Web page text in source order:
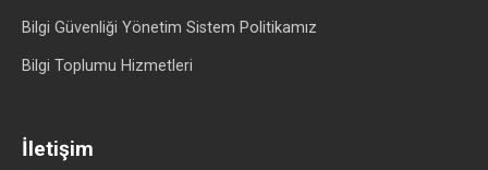
Bilgi Güvenliği Yönetim Sistem Politikamız
Bilgi Toplumu Hizmetleri
İletişim